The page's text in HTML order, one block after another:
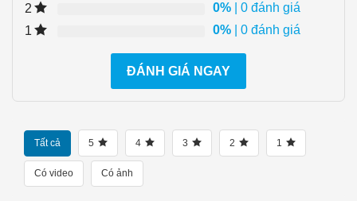
2
0% | 0 đánh giá
1
0% | 0 đánh giá
ĐÁNH GIÁ NGAY
Tất cả 5 4 3 2 1
Có video Có ảnh